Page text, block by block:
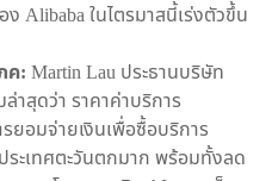
Alibaba ในไตรมาสนี้เร่งตัวขึ้น
ค: Martin Lau ประธานบริษัท
ล่าสุดว่า ราคาค่าบริการ
รยอมจ่ายเงินเพื่อซื้อบริการ
ะเทศตะวันตกมาก พร้อมทั้งลด